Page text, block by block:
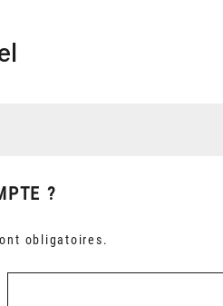
?
obligatoires.